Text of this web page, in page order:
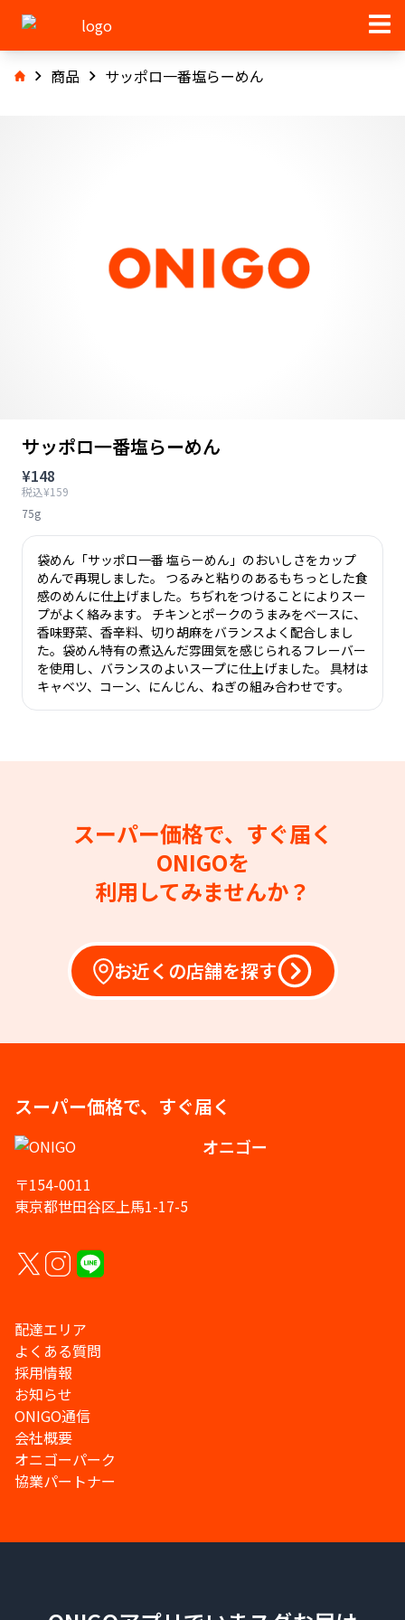
商品 サッポロ一番塩らーめん
サッポロ一番塩らーめん
¥148
税込¥159
75g
袋めん「サッポロ一番 塩らーめん」のおいしさをカップ
めんで再現しました。 つるみと粘りのあるもちっとした食
感のめんに仕上げました。ちぢれをつけることによりスー
プがよく絡みます。 チキンとポークのうまみをベースに、
香味野菜、香辛料、切り胡麻をバランスよく配合しまし
た。袋めん特有の煮込んだ雰囲気を感じられるフレーバー
を使用し、バランスのよいスープに仕上げました。 具材は
キャベツ、コーン、にんじん、ねぎの組み合わせです。
スーパー価格で、すぐ届く
ONIGOを
利用してみませんか？
お近くの店舗を探す
スーパー価格で、すぐ届く
オニゴー
〒154-0011
東京都世田谷区上馬1-17-5
配達エリア
よくある質問
採用情報
お知らせ
ONIGO通信
会社概要
オニゴーパーク
協業パートナー